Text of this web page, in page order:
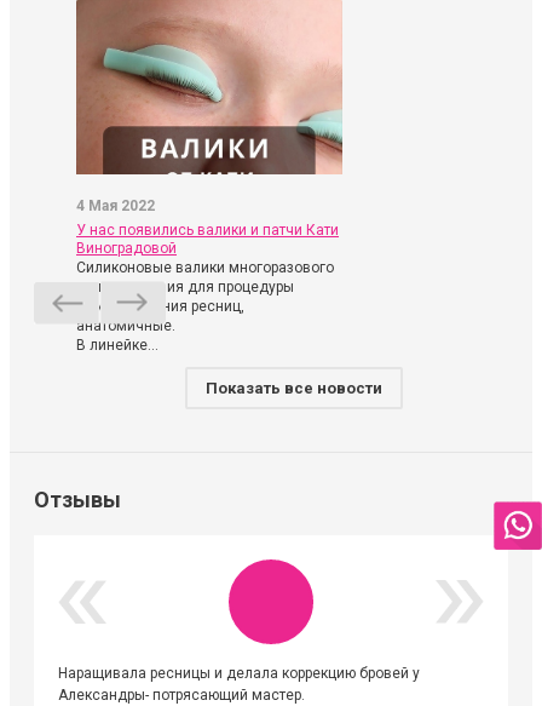
4 Мая 2022
У нас появились валики и патчи Кати
Виноградовой
Силиконовые валики многоразового
использования для процедуры
ламинирования ресниц,
анатомичные.
В линейке...
Показать все новости
Отзывы
Наращивала ресницы и делала коррекцию бровей у
Александры- потрясающий мастер.